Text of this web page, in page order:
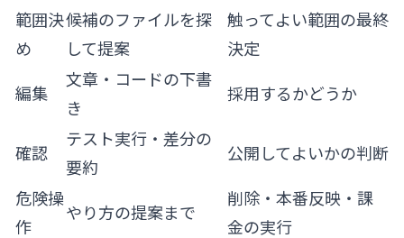
範囲決
め
候補のファイルを探
して提案
触ってよい範囲の最終
決定
編集
文章・コードの下書
き
採用するかどうか
確認
テスト実行・差分の
要約
公開してよいかの判断
危険操
作
やり方の提案まで
削除・本番反映・課
金の実行